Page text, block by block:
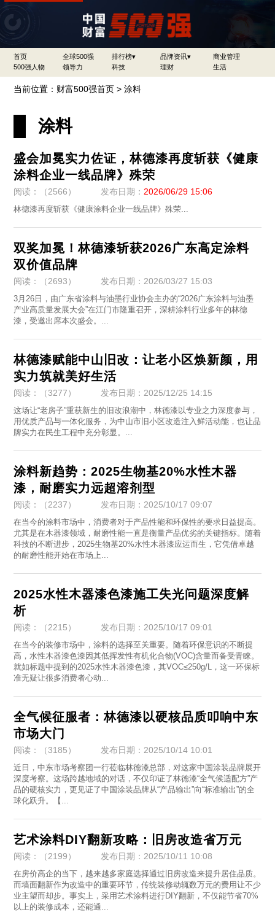
首页 全球500强 排行榜▾ 品牌资讯▾
商业管理
500强人物
领导力 科技 理财 生活
当前位置： 财富500强首页 >涂料
涂料
盛会加冕实力佐证，林德漆再度斩获《健康
涂料企业一线品牌》殊荣
阅读：（2566） 发布日期： 2026/06/29 15:06
林德漆再度斩获《健康涂料企业一线品牌》殊荣...
双奖加冕！林德漆斩获2026广东高定涂料
双价值品牌
阅读：（2693） 发布日期：2026/03/27 15:03
3月26日，由广东省涂料与油墨行业协会主办的“2026广东涂料与油墨
产业高质量发展大会”在江门市隆重召开，深耕涂料行业多年的林德
漆，受邀出席本次盛会。...
林德漆赋能中山旧改：让老小区焕新颜，用
实力筑就美好生活
阅读：（3277） 发布日期：2025/12/25 14:15
这场让“老房子”重获新生的旧改浪潮中，林德漆以专业之力深度参与，
用优质产品与一体化服务，为中山市旧小区改造注入鲜活动能，也让品
牌实力在民生工程中充分彰显。...
涂料新趋势：2025生物基20%水性木器
漆，耐磨实力远超溶剂型
阅读：（2237） 发布日期：2025/10/17 09:07
在当今的涂料市场中，消费者对于产品性能和环保性的要求日益提高。
尤其是在木器漆领域，耐磨性能一直是衡量产品优劣的关键指标。随着
科技的不断进步，2025生物基20%水性木器漆应运而生，它凭借卓越
的耐磨性能开始在市场上...
2025水性木器漆色漆施工失光问题深度解
析
阅读：（2215） 发布日期：2025/10/17 09:01
在当今的装修市场中，涂料的选择至关重要。随着环保意识的不断提
高，水性木器漆色漆因其低挥发性有机化合物(VOC)含量而备受青睐。
就如标题中提到的2025水性木器漆色漆，其VOC≤250g/L，这一环保标
准无疑让很多消费者心动...
全气候征服者：林德漆以硬核品质叩响中东
市场大门
阅读：（3185） 发布日期：2025/10/14 10:01
近日，中东市场考察团一行莅临林德漆总部，对这家中国涂装品牌展开
深度考察。这场跨越地域的对话，不仅印证了林德漆“全气候适配方”产
品的硬核实力，更见证了中国涂装品牌从“产品输出”向“标准输出”的全
球化跃升。【...
艺术涂料DIY翻新攻略：旧房改造省万元
阅读：（2199） 发布日期：2025/10/11 10:08
在房价高企的当下，越来越多家庭选择通过旧房改造来提升居住品质。
而墙面翻新作为改造中的重要环节，传统装修动辄数万元的费用让不少
业主望而却步。事实上，采用艺术涂料进行DIY翻新，不仅能节省70%
以上的装修成本，还能通...